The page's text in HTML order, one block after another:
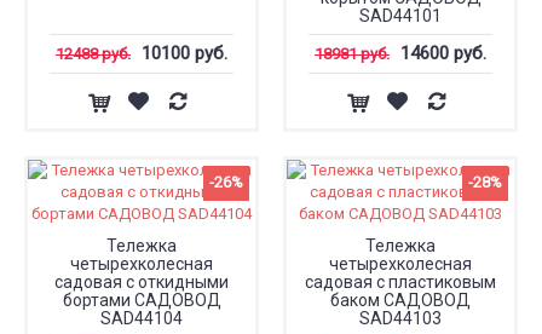
12488 руб. 10100 руб.
SAD44101
18981 руб. 14600 руб.
-26%
Тележка
четырехколесная
садовая с откидными
бортами САДОВОД
SAD44104
-28%
Тележка
четырехколесная
садовая с пластиковым
баком САДОВОД
SAD44103